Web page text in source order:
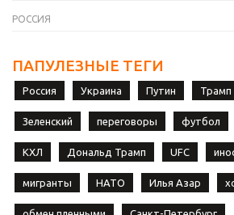
РОССИЯ
ПАПУЛЕЗНЫЕ ТЕГИ
Россия Украина Путин Трамп
Зеленский переговоры футбол
КХЛ Дональд Трамп UFC
мигранты НАТО Илья Азар